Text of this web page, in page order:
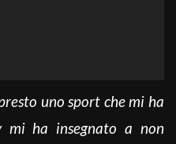
uno sport che mi ha
mi ha insegnato a non